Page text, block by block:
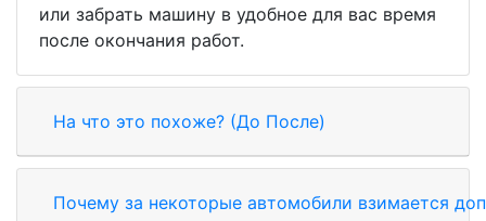
или забрать машину в удобное для вас время
после окончания работ.
На что это похоже? (До После)
Почему за некоторые автомобили взимается